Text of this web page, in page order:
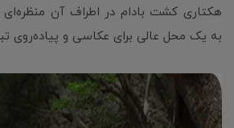
هکتاری کشت بادام در اطراف آن منظره‌ای
به یک محل عالی برای عکاسی و پیاده‌روی